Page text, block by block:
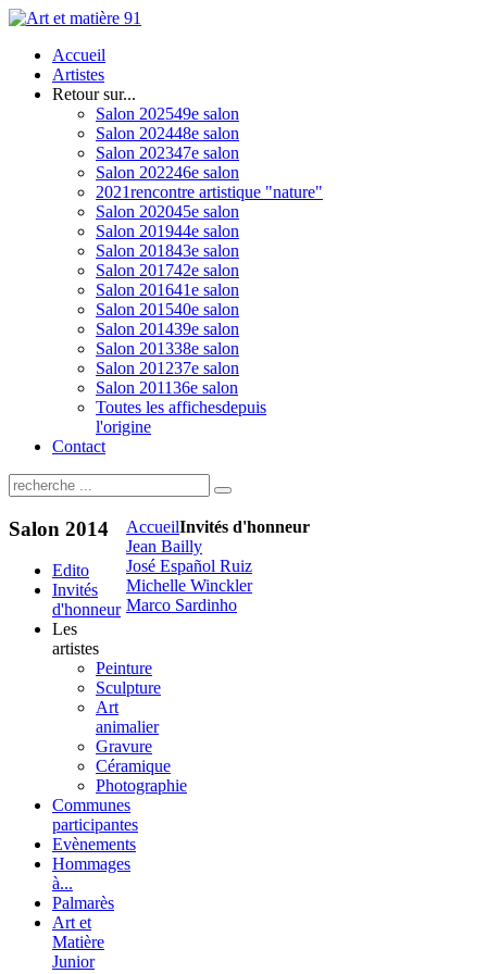
Accueil
Artistes
Retour sur...
Salon 202549e salon
Salon 202448e salon
Salon 202347e salon
Salon 202246e salon
2021rencontre artistique "nature"
Salon 202045e salon
Salon 201944e salon
Salon 201843e salon
Salon 201742e salon
Salon 201641e salon
Salon 201540e salon
Salon 201439e salon
Salon 201338e salon
Salon 201237e salon
Salon 201136e salon
Toutes les affichesdepuis
l'origine
Contact
AccueilInvités d'honneur
Jean Bailly
José Español Ruiz
Michelle Winckler
Marco Sardinho
Salon 2014
Edito
Invités
d'honneur
Les
artistes
Peinture
Sculpture
Art
animalier
Gravure
Céramique
Photographie
Communes
participantes
Evènements
Hommages
à...
Palmarès
Art et
Matière
Junior